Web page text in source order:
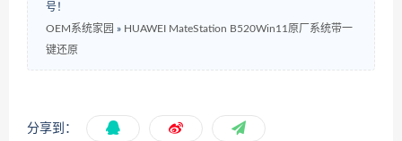
号！
OEM系统家园 » HUAWEI MateStation B520Win11原厂系统带一
键还原
分享到：